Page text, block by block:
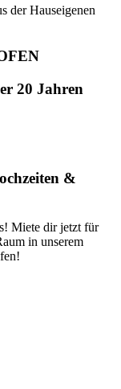
der Hauseigenen
20 Jahren
&
Miete dir jetzt für
in unserem